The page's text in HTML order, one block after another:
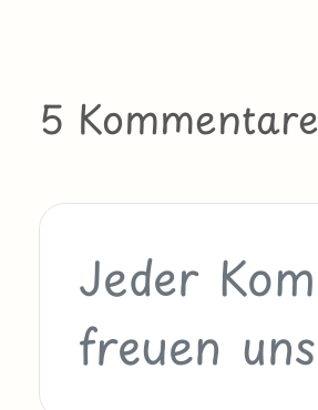
5 Kommentare